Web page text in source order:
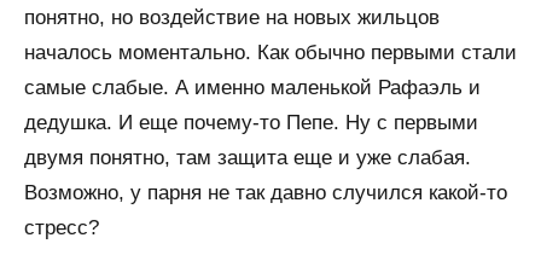
понятно, но воздействие на новых жильцов
началось моментально. Как обычно первыми стали
самые слабые. А именно маленькой Рафаэль и
дедушка. И еще почему-то Пепе. Ну с первыми
двумя понятно, там защита еще и уже слабая.
Возможно, у парня не так давно случился какой-то
стресс?